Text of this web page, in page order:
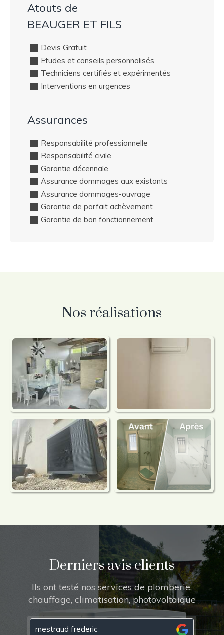
Atouts de
BEAUGER ET FILS
Devis Gratuit
Etudes et conseils personnalisés
Techniciens certifiés et expérimentés
Interventions en urgences
Assurances
Responsabilité professionnelle
Responsabilité civile
Garantie décennale
Assurance dommages aux existants
Assurance dommages-ouvrage
Garantie de parfait achèvement
Garantie de bon fonctionnement
Nos réalisations
Derniers avis clients
Ils ont testé nos services de plomberie,
chauffage, climatisation, photovoltaique
mestraud frederic